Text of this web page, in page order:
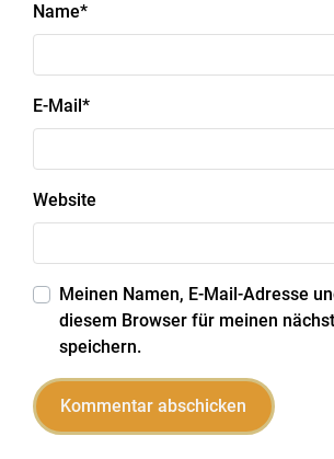
Name*
E-Mail*
Website
Meinen Namen, E-Mail-Adresse
diesem Browser für meinen
speichern.